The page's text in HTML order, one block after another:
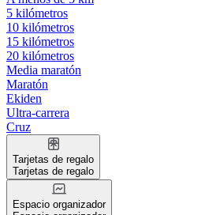
5 kilómetros
10 kilómetros
15 kilómetros
20 kilómetros
Media maratón
Maratón
Ekiden
Ultra-carrera
Cruz
Tarjetas de regalo
Tarjetas de regalo
Espacio organizador